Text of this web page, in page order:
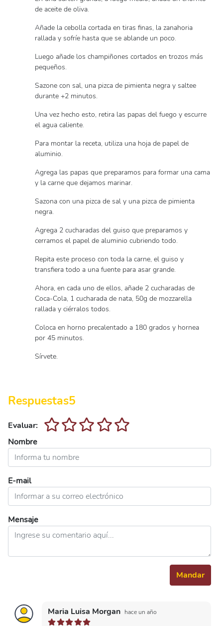
de aceite de oliva.
Añade la cebolla cortada en tiras finas, la zanahoria
rallada y sofríe hasta que se ablande un poco.
Luego añade los champiñones cortados en trozos más
pequeños.
Sazone con sal, una pizca de pimienta negra y saltee
durante +2 minutos.
Una vez hecho esto, retira las papas del fuego y escurre
el agua caliente.
Para montar la receta, utiliza una hoja de papel de
aluminio.
Agrega las papas que preparamos para formar una cama
y la carne que dejamos marinar.
Sazona con una pizca de sal y una pizca de pimienta
negra.
Agrega 2 cucharadas del guiso que preparamos y
cerramos el papel de aluminio cubriendo todo.
Repita este proceso con toda la carne, el guiso y
transfiera todo a una fuente para asar grande.
Ahora, en cada uno de ellos, añade 2 cucharadas de
Coca-Cola, 1 cucharada de nata, 50g de mozzarella
rallada y ciérralos todos.
Coloca en horno precalentado a 180 grados y hornea
por 45 minutos.
Sírvete.
Respuestas5
Evaluar:
Nombre
E-mail
Mensaje
Mandar
Maria Luisa Morgan hace un año